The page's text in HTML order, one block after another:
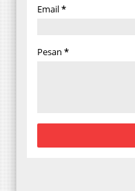
Email*
Pesan *